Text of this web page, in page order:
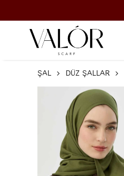
ŞAL DÜZ ŞALLAR